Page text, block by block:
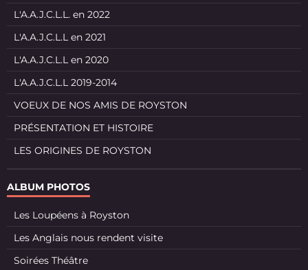
L'A.A.J.C.L.L. en 2022
L'A.A.J.C.L.L en 2021
L'A.A.J.C.L.L en 2020
L'A.A.J.C.L.L 2019-2014
VOEUX DE NOS AMIS DE ROYSTON
PRÉSENTATION ET HISTOIRE
LES ORIGINES DE ROYSTON
ALBUM PHOTOS
Les Loupéens à Royston
Les Anglais nous rendent visite
Soirées Théâtre